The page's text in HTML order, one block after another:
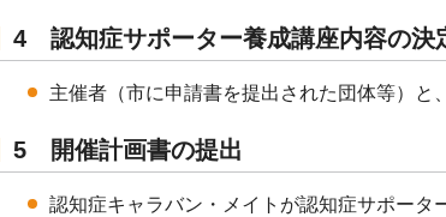
4 認知症サポーター養成講座内容の決
主催者（市に申請書を提出された団体等）と
5 開催計画書の提出
認知症キャラバン・メイトが認知症サポータ